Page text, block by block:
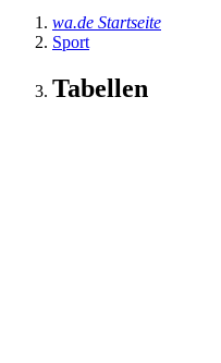
wa.de Startseite
Sport
Tabellen